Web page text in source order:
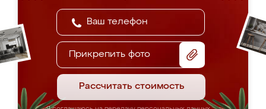
Прикрепить фото
Рассчитать стоимость